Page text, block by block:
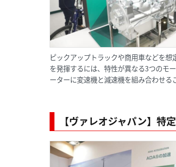
ピックアップトラックや商用車などを
を発揮するには、特性が異なる3つのモ
ーターに変速機と減速機を組み合わせる
【ヴァレオジャパン】特